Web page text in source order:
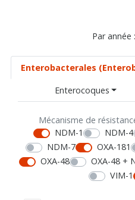
Par année :
Enterobacterales
Enterocoques
Mécanisme de
NDM-1
NDM-4
NDM-7
OXA-181
OXA-48
OXA-48 +
VIM-1